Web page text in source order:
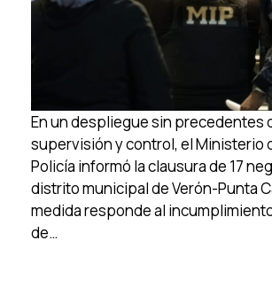
En un despliegue sin precedentes
supervisión y control, el Ministerio
Policía informó la clausura de 17
distrito municipal de Verón-Punta
medida responde al
de…